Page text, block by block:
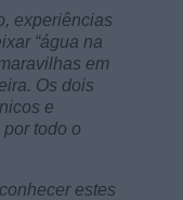
experiências
“água na
em
Os dois
e
todo o
estes